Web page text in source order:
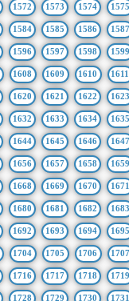
1572 1573 1574 1575
1584 1585 1586 1587
1596 1597 1598 1599
1608 1609 1610 1611
1620 1621 1622 1623
1632 1633 1634 1635
1644 1645 1646 1647
1656 1657 1658 1659
1668 1669 1670 1671
1680 1681 1682 1683
1692 1693 1694 1695
1704 1705 1706
1716 1717 1718 1719
1728 1729 1730 1731